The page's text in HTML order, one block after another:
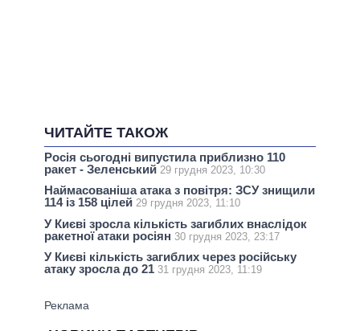
ЧИТАЙТЕ ТАКОЖ
Росія сьогодні випустила приблизно 110
ракет - Зеленський 29 грудня 2023, 10:30
Наймасованіша атака з повітря: ЗСУ знищили
114 із 158 цілей 29 грудня 2023, 11:10
У Києві зросла кількість загиблих внаслідок
ракетної атаки росіян 30 грудня 2023, 23:17
У Києві кількість загиблих через російську
атаку зросла до 21 31 грудня 2023, 11:19